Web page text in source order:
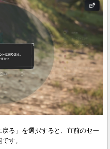
る」を選択すると、直前のセー
す。